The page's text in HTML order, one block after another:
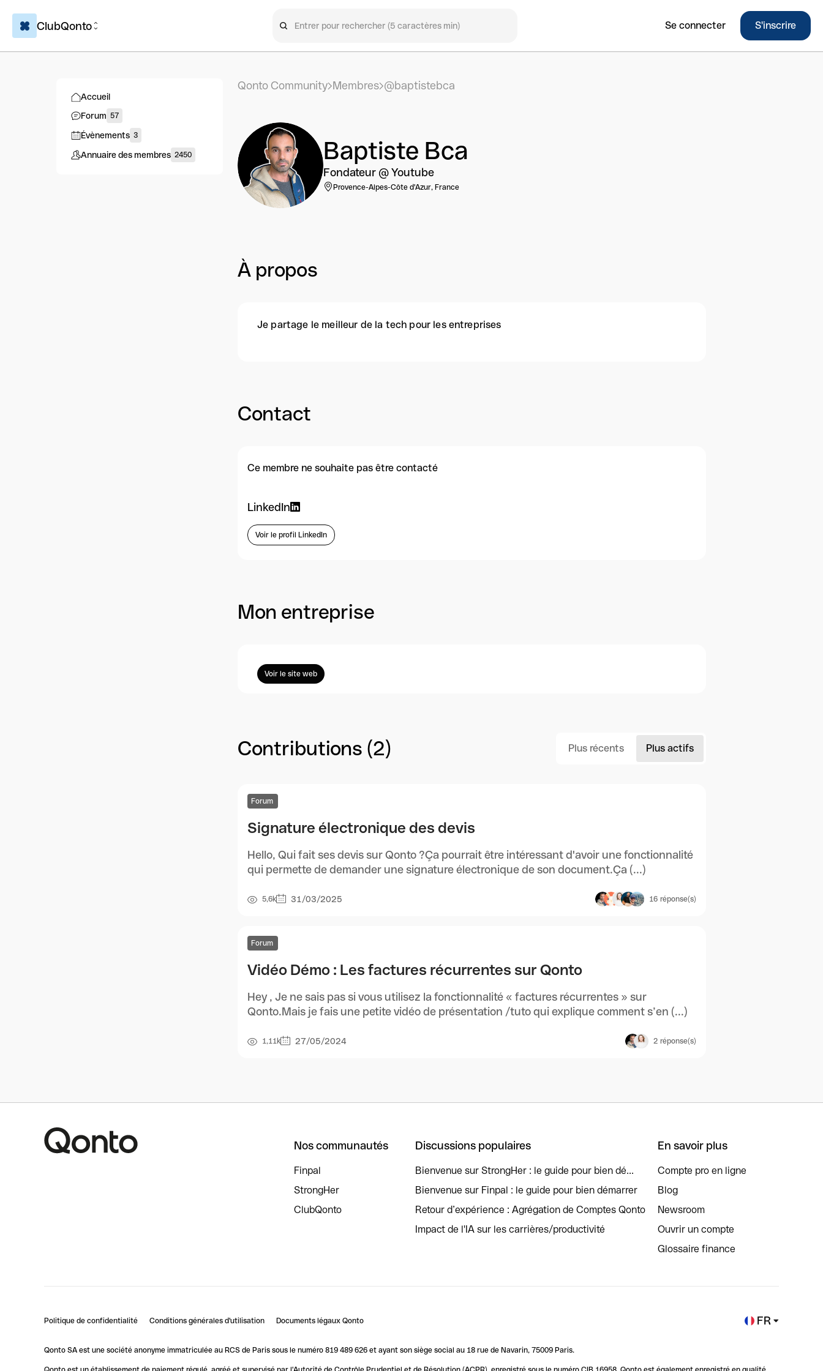
ClubQonto Se connecter S'inscrire
Accueil
Forum 57
Évènements 3
Annuaire des membres 2450
Qonto Community Membres @baptistebca
Baptiste Bca
Fondateur @ Youtube
Provence-Alpes-Côte d'Azur, France
À propos
Je partage le meilleur de la tech pour les entreprises
Contact
Ce membre ne souhaite pas être contacté
LinkedIn
Voir le profil LinkedIn
Mon entreprise
Voir le site web
Contributions (2) Plus récents Plus actifs
Forum
Signature électronique des devis
Hello, Qui fait ses devis sur Qonto ?Ça pourrait être intéressant d'avoir une fonctionnalité
qui permette de demander une signature électronique de son document.Ça (...)
5,6k 31/03/2025 16 réponse(s)
Forum
Vidéo Démo : Les factures récurrentes sur Qonto
Hey , Je ne sais pas si vous utilisez la fonctionnalité « factures récurrentes » sur
Qonto.Mais je fais une petite vidéo de présentation /tuto qui explique comment s’en (...)
1,11k 27/05/2024 2 réponse(s)
Nos communautés
Finpal
StrongHer
ClubQonto
Discussions populaires
Bienvenue sur StrongHer : le guide pour bien dé...
Bienvenue sur Finpal : le guide pour bien démarrer
Retour d’expérience : Agrégation de Comptes Qonto
Impact de l'IA sur les carrières/productivité
En savoir plus
Compte pro en ligne
Blog
Newsroom
Ouvrir un compte
Glossaire finance
Politique de confidentialité Conditions générales d'utilisation Documents légaux Qonto FR
Qonto SA est une société anonyme immatriculée au RCS de Paris sous le numéro 819 489 626 et ayant son siège social au 18 rue de Navarin, 75009 Paris.